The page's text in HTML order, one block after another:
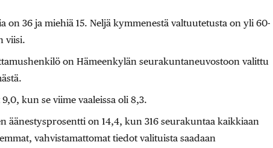
36 ja miehiä 15. Neljä kymmenestä valtuutetusta on yli 60-
viisi.
on Hämeenkylän seurakuntaneuvostoon valittu
kun se viime vaaleissa oli 8,3.
äänestysprosentti on 14,4, kun 316 seurakuntaa kaikkiaan
vahvistamattomat tiedot valituista saadaan